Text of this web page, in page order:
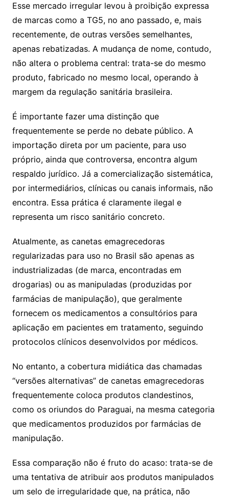
Esse mercado irregular levou à proibição expressa
de marcas como a TG5, no ano passado, e, mais
recentemente, de outras versões semelhantes,
apenas rebatizadas. A mudança de nome, contudo,
não altera o problema central: trata-se do mesmo
produto, fabricado no mesmo local, operando à
margem da regulação sanitária brasileira.
É importante fazer uma distinção que
frequentemente se perde no debate público. A
importação direta por um paciente, para uso
próprio, ainda que controversa, encontra algum
respaldo jurídico. Já a comercialização sistemática,
por intermediários, clínicas ou canais informais, não
encontra. Essa prática é claramente ilegal e
representa um risco sanitário concreto.
Atualmente, as canetas emagrecedoras
regularizadas para uso no Brasil são apenas as
industrializadas (de marca, encontradas em
drogarias) ou as manipuladas (produzidas por
farmácias de manipulação), que geralmente
fornecem os medicamentos a consultórios para
aplicação em pacientes em tratamento, seguindo
protocolos clínicos desenvolvidos por médicos.
No entanto, a cobertura midiática das chamadas
“versões alternativas” de canetas emagrecedoras
frequentemente coloca produtos clandestinos,
como os oriundos do Paraguai, na mesma categoria
que medicamentos produzidos por farmácias de
manipulação.
Essa comparação não é fruto do acaso: trata-se de
uma tentativa de atribuir aos produtos manipulados
um selo de irregularidade que, na prática, não